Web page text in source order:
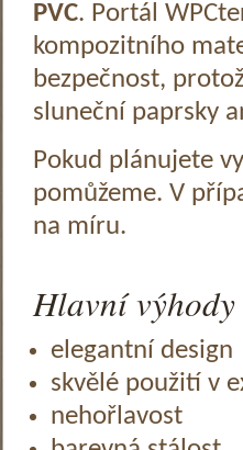
PVC. Portál
kompozitního
bezpečnost,
sluneční paprsky
Pokud plánujete
pomůžeme. V
na míru.
Hlavní výhody
elegantní design
skvělé použití v
nehořlavost